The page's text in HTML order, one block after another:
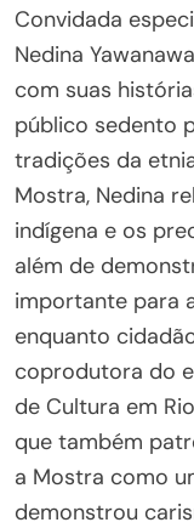
Convidada
Nedina
com suas
público sedento
tradições da
Mostra, Nedina
indígena e os
além de
importante para
enquanto
coprodutora do
de Cultura em
que também
a Mostra como
demonstrou